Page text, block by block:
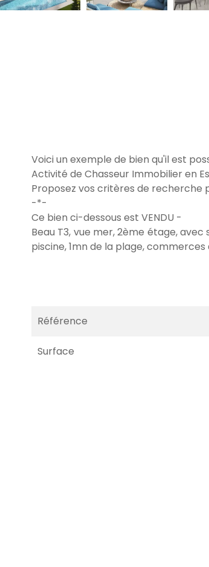
Voici un exemple de bien qu'il est
Activité de Chasseur Immobilier en
Proposez vos critères de recherche
-*-
Ce bien ci-dessous est VENDU -
Beau T3, vue mer, 2ème étage,
piscine, 1mn de la plage,
Référence
Surface